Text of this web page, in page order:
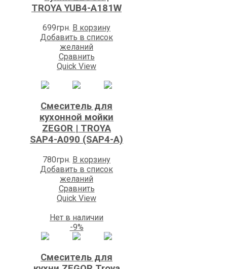
TROYA YUB4-А181W
699грн. В корзину
Добавить в список
желаний
Сравнить
Quick View
Смеситель для
кухонной мойки
ZEGOR | TROYA
SAP4-A090 (SAP4-A)
780грн. В корзину
Добавить в список
желаний
Сравнить
Quick View
Нет в наличии
-9%
Смеситель для